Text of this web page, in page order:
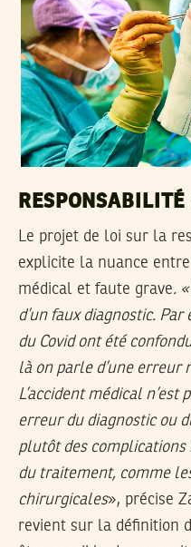
Le projet de loi sur la
explicite la nuance
médical et faute grave.
d’un faux diagnostic.
du Covid ont été
là on parle d’une erreur
L’accident médical n’est
erreur du diagnostic ou
plutôt des
du traitement, comme
chirurgicales», précise
revient sur la définition